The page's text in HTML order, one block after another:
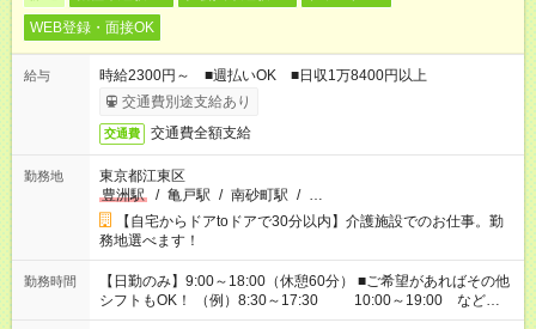
WEB登録・面接OK
給与
時給2300円～ ■週払いOK ■日収1万8400円以上
交通費別途支給あり
交通費 交通費全額支給
勤務地
東京都江東区
豊洲駅
/ 亀戸駅 / 南砂町駅 / …
【自宅からドアtoドアで30分以内】介護施設でのお仕事。勤
務地選べます！
勤務時間
【日勤のみ】9:00～18:00（休憩60分） ■ご希望があればその他
シフトもOK！ （例）8:30～17:30 10:00～19:00 など
「家族とお休みを合わせたい」 「できれば残業はしたくない」